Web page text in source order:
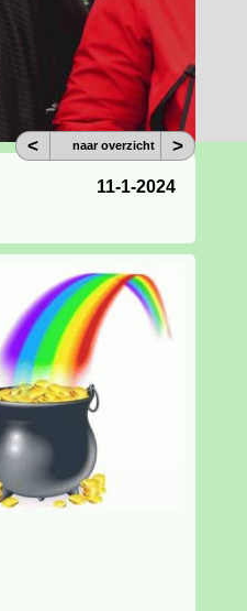
11-1-2024
< naar overzicht >